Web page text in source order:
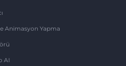
Animasyon Yapma
AI